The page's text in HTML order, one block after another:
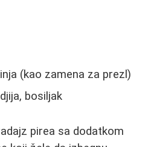
(kao zamena za prezl)
bosiljak
pirea sa dodatkom